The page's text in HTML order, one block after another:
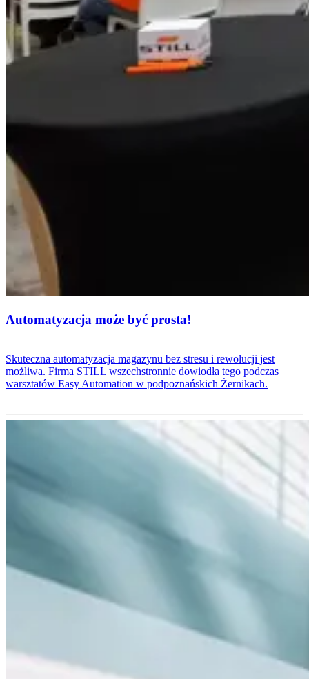
Automatyzacja może być prosta!
Skuteczna automatyzacja magazynu bez stresu i rewolucji jest
możliwa. Firma STILL wszechstronnie dowiodła tego podczas
warsztatów Easy Automation w podpoznańskich Żernikach.